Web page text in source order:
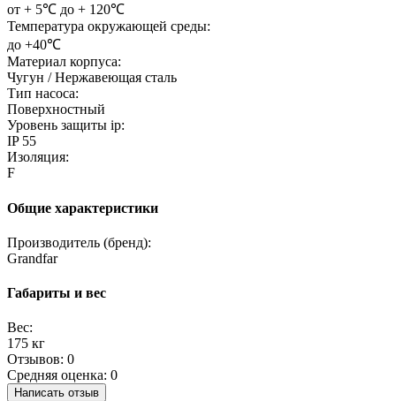
от + 5℃ до + 120℃
Температура окружающей среды:
до +40℃
Материал корпуса:
Чугун / Нержавеющая сталь
Тип насоса:
Поверхностный
Уровень защиты ip:
IP 55
Изоляция:
F
Общие характеристики
Производитель (бренд):
Grandfar
Габариты и вес
Вес:
175 кг
Отзывов: 0
Средняя оценка: 0
Написать отзыв